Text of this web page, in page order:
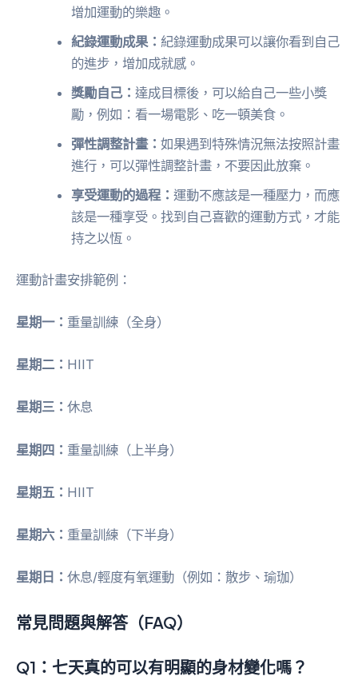
增加運動的樂趣。
紀錄運動成果： 紀錄運動成果可以讓你看到自己
的進步，增加成就感。
獎勵自己：達成目標後，可以給自己一些小獎
勵，例如：看一場電影、吃一頓美食。
彈性調整計畫：如果遇到特殊情況無法按照計畫
進行，可以彈性調整計畫，不要因此放棄。
享受運動的過程：運動不應該是一種壓力，而應
該是一種享受。找到自己喜歡的運動方式，才能
持之以恆。
運動計畫安排範例：
星期一： 重量訓練（全身）
星期二： HIIT
星期三： 休息
星期四： 重量訓練（上半身）
星期五： HIIT
星期六： 重量訓練（下半身）
星期日： 休息/輕度有氧運動（例如：散步、瑜珈）
常見問題與解答（FAQ）
Q1：七天真的可以有明顯的身材變化嗎？